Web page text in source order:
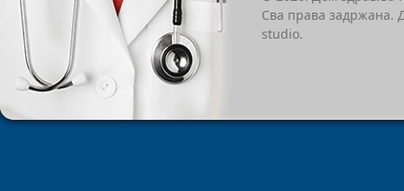
Сва права задржана.
studio.